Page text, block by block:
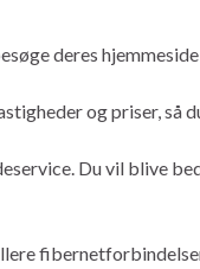
deres
og priser,
Du vil blive